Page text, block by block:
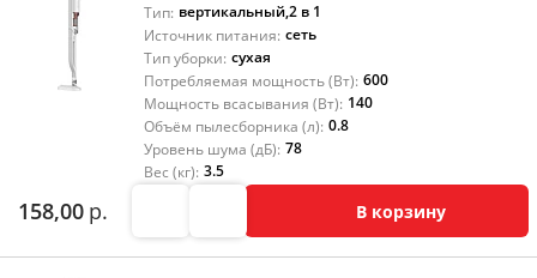
Тип: вертикальный,2 в 1
Источник питания: сеть
Тип уборки: сухая
Потребляемая мощность (Вт): 600
Мощность всасывания (Вт): 140
Объём пылесборника (л): 0.8
Уровень шума (дБ): 78
Вес (кг): 3.5
158,00 р. В корзину